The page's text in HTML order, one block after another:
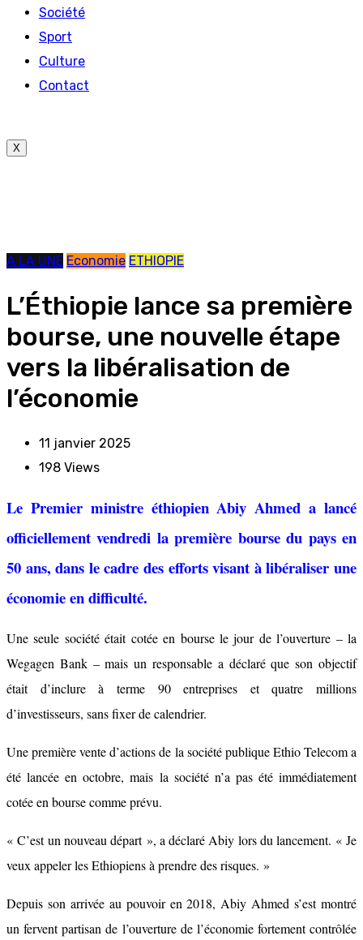
Société
Sport
Culture
Contact
X
A LA UNE Economie ETHIOPIE
L’Éthiopie lance sa première
bourse, une nouvelle étape
vers la libéralisation de
l’économie
11 janvier 2025
198 Views
Le Premier ministre éthiopien Abiy Ahmed a lancé
officiellement vendredi la première bourse du pays en
50 ans, dans le cadre des efforts visant à libéraliser une
économie en difficulté.
Une seule société était cotée en bourse le jour de l’ouverture – la
Wegagen Bank – mais un responsable a déclaré que son objectif
était d’inclure à terme 90 entreprises et quatre millions
d’investisseurs, sans fixer de calendrier.
Une première vente d’actions de la société publique Ethio Telecom a
été lancée en octobre, mais la société n’a pas été immédiatement
cotée en bourse comme prévu.
« C’est un nouveau départ », a déclaré Abiy lors du lancement. « Je
veux appeler les Ethiopiens à prendre des risques. »
Depuis son arrivée au pouvoir en 2018, Abiy Ahmed s’est montré
un fervent partisan de l’ouverture de l’économie fortement contrôlée